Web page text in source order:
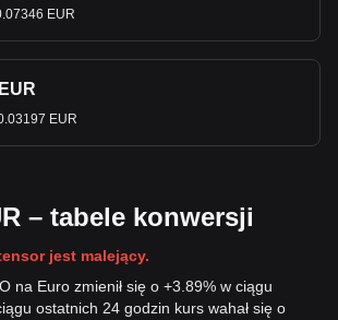
EUR
EUR
– tabele konwersji
jest malejący.
na Euro zmienił się o +3.89% w ciągu
ostatnich 24 godzin kurs wahał się o